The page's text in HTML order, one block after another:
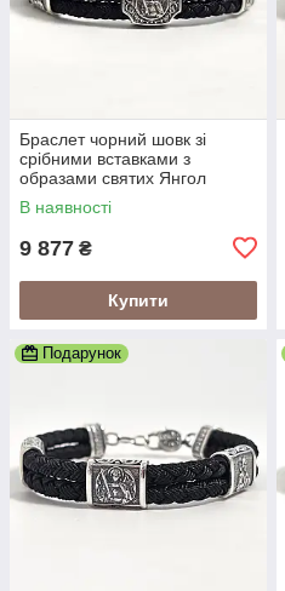
Браслет чорний шовк зі
срібними вставками з
образами святих Янгол
Охоронець
В наявності
9 877 ₴
Купити
Подарунок